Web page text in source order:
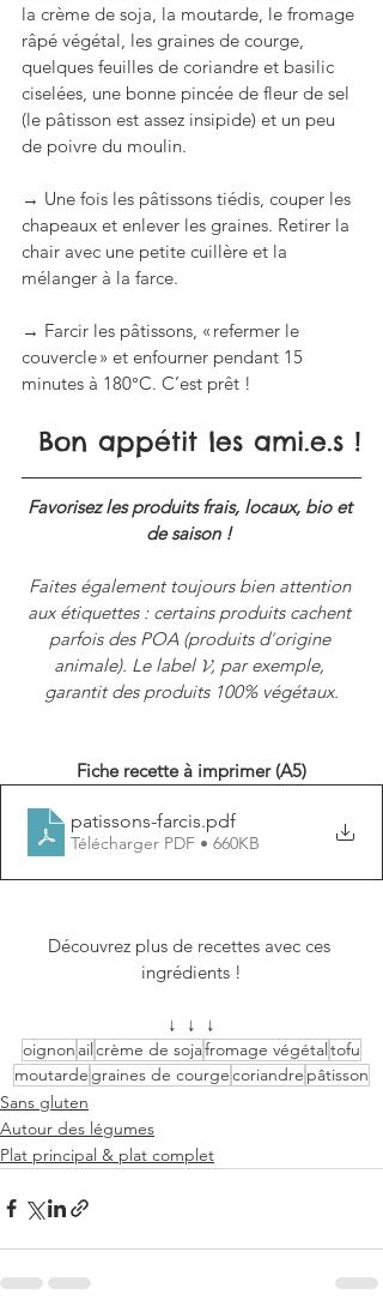
la crème de soja, la moutarde, le fromage
râpé végétal, les graines de courge,
quelques feuilles de coriandre et basilic
ciselées, une bonne pincée de fleur de sel
(le pâtisson est assez insipide) et un peu
de poivre du moulin.
→ Une fois les pâtissons tiédis, couper les
chapeaux et enlever les graines. Retirer la
chair avec une petite cuillère et la
mélanger à la farce.
→ Farcir les pâtissons, « refermer le
couvercle » et enfourner pendant 15
minutes à 180°C. C’est prêt !
Bon appétit les ami.e.s !
Favorisez les produits frais, locaux, bio et
de saison !
Faites également toujours bien attention
aux étiquettes : certains produits cachent
parfois des POA (produits d’origine
animale). Le label 𝓥, par exemple,
garantit des produits 100% végétaux.
Fiche recette à imprimer (A5)
patissons-farcis.pdf
Télécharger PDF • 660KB
Découvrez plus de recettes avec ces
ingrédients !
↓  ↓  ↓
oignon ailcrème de sojafromage végétaltofu
moutarde graines de courgecoriandre pâtisson
Sans gluten
Autour des légumes
Plat principal & plat complet